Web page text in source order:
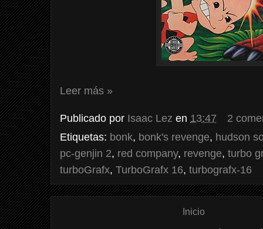
Leer más »
Publicado por Isaac Lez en 13:47
2
Etiquetas: bonk, bonk's revenge, hudson
pc-genjin 2, red company, revenge, turbo
turboGrafx, TurboGrafx 16, turbografx-16
Inicio